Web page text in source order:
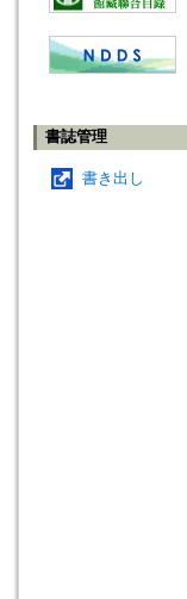
書誌管理
書き出し